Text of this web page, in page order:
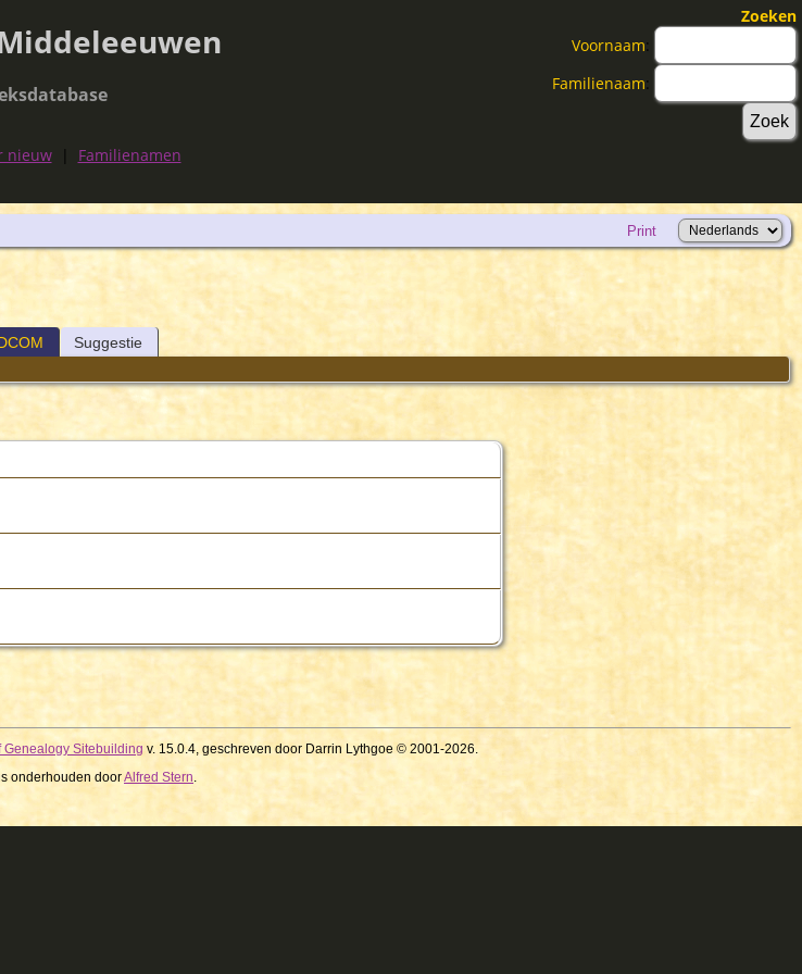
nieuw| Familienamen
Zoeken
Voornaam:
Familienaam:
Print
Suggestie
Genealogy Sitebuilding v. 15.0.4, geschreven door Darrin Lythgoe © 2001-2026.
onderhouden doorAlfred Stern